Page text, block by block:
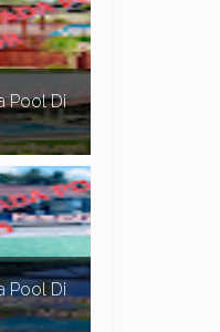
4 bilik
Pool Di
Dalam
Timur,
...
Pool Di